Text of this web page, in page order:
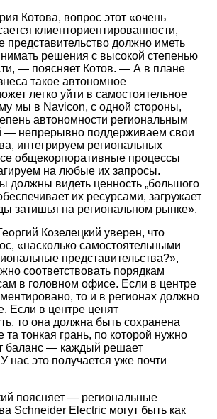
Котова, вопрос этот «очень
клиенториентированности,
представительство должно иметь
решения с высокой степенью
— поясняет Котов. — А в плане
такое автономное
легко уйти в самостоятельное
мы в Navicon, с одной стороны,
автономности региональным
— непрерывно поддерживаем свои
интегрируем региональных
общекорпоративные процессы
на любые их запросы.
должны видеть ценность „большого
их ресурсами, загружает
затишья на региональном рынке».
Козелецкий уверен, что
«насколько самостоятельными
представительства?»,
соответствовать порядкам
в головном офисе. Если в центре
то и в регионах должно
Если в центре ценят
то она должна быть сохранена
та тонкая грань, по которой нужно
баланс — каждый решает
нас это получается уже почти
поясняет — региональные
Schneider Electric могут быть как